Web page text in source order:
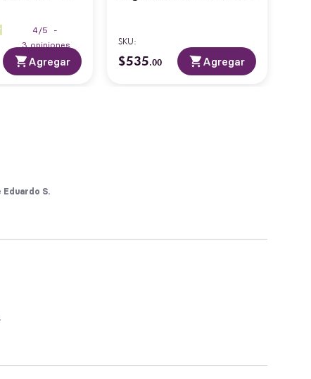
4 /5
-
3 opiniones
Agregar
SKU:
$535.00 Agregar
Eduardo S.